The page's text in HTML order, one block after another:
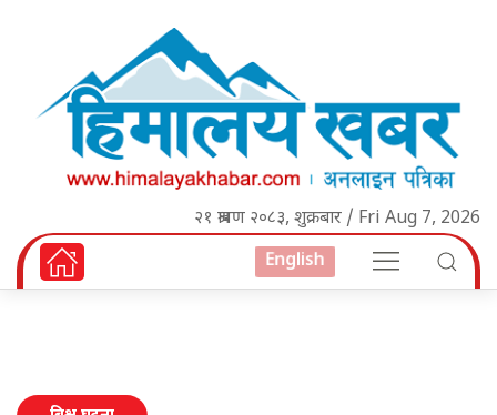
२१ श्रावण २०८३, शुक्रबार / Fri Aug 7, 2026
English